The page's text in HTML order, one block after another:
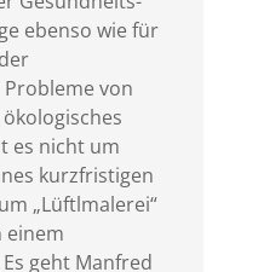
ebenso wie für
von
es nicht um
kurzfristigen
„Lüftlmalerei“
einem
geht Manfred